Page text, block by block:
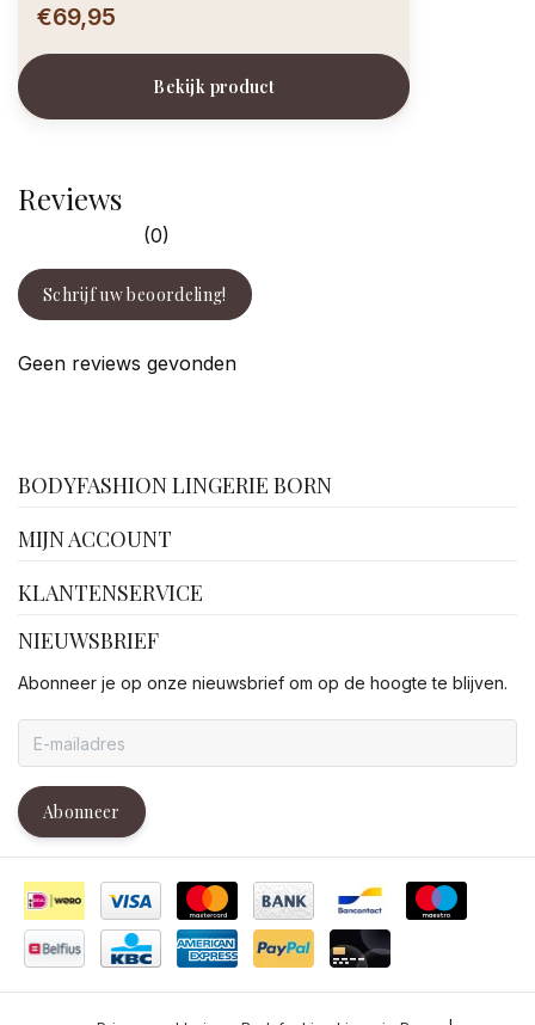
€69,95
Bekijk product
Reviews
(0)
Schrijf uw beoordeling!
Geen reviews gevonden
BODYFASHION LINGERIE BORN
MIJN ACCOUNT
KLANTENSERVICE
NIEUWSBRIEF
Abonneer je op onze nieuwsbrief om op de hoogte te blijven.
Abonneer